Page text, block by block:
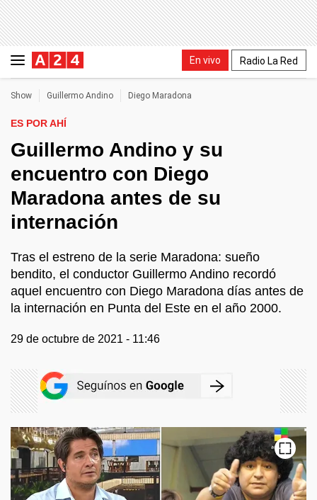
En vivo Radio La Red
Show Guillermo Andino Diego Maradona
ES POR AHÍ
Guillermo Andino y su
encuentro con Diego
Maradona antes de su
internación
Tras el estreno de la serie Maradona: sueño
bendito, el conductor Guillermo Andino recordó
aquel encuentro con Diego Maradona días antes de
la internación en Punta del Este en el año 2000.
29 de octubre de 2021 - 11:46